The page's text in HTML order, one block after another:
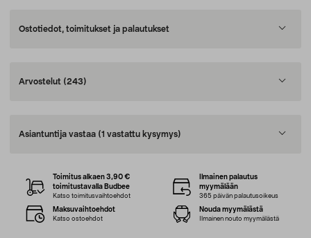
Ostotiedot, toimitukset ja palautukset
Arvostelut (243)
Asiantuntija vastaa (1 vastattu kysymys)
Toimitus alkaen 3,90 €
toimitustavalla Budbee
Katso toimitusvaihtoehdot
Ilmainen palautus
myymälään
365 päivän palautusoikeus
Maksuvaihtoehdot
Katso ostoehdot
Nouda myymälästä
Ilmainen nouto myymälästä